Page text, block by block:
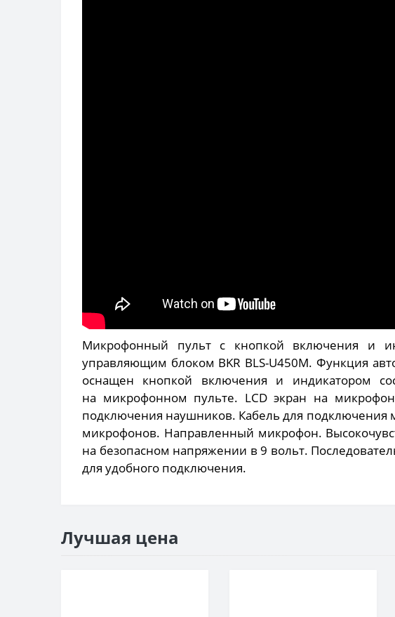
Микрофонный пульт с кнопкой включения и
управляющим блоком BKR BLS-U450M. Функция
оснащен кнопкой включения и индикатором
на микрофонном пульте. LCD экран на
подключения наушников. Кабель для подключения
микрофонов. Направленный микрофон.
на безопасном напряжении в 9 вольт.
для удобного подключения.
Лучшая цена